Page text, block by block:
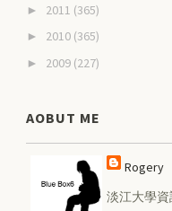
► 2011 (365)
► 2010 (365)
► 2009 (227)
AOBUT ME
Rogery
淡江大學資